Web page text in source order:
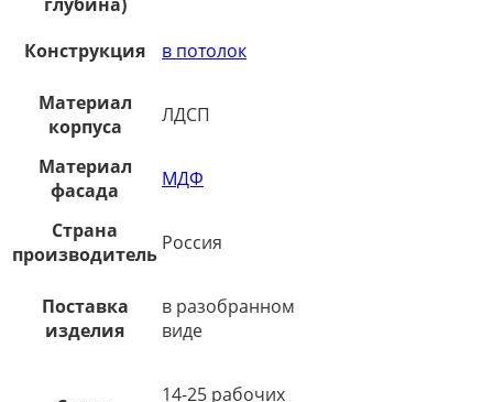
Конструкция в потолок
Материал
корпуса
ЛДСП
Материал
фасада
МДФ
Страна
производитель Россия
Поставка
изделия
в разобранном
виде
14-25 рабочих